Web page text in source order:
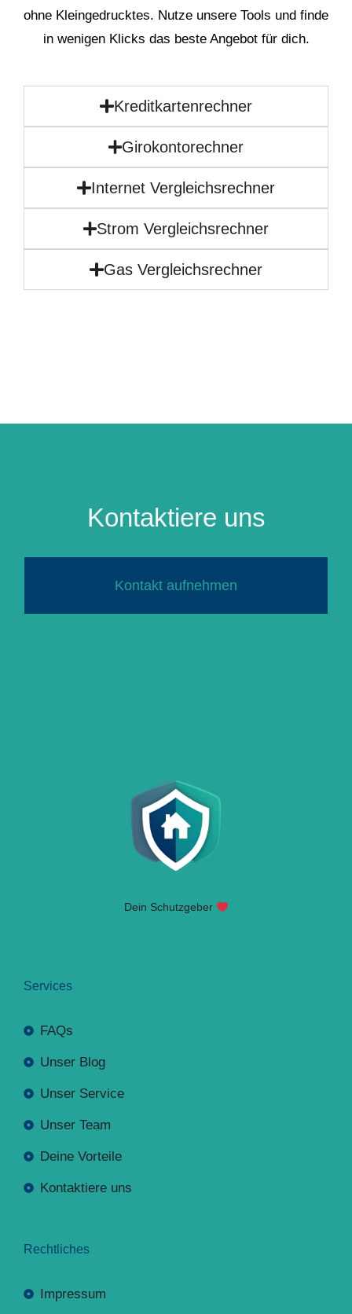
ohne Kleingedrucktes. Nutze unsere Tools und finde
in wenigen Klicks das beste Angebot für dich.
Kreditkartenrechner
Girokontorechner
Internet Vergleichsrechner
Strom Vergleichsrechner
Gas Vergleichsrechner
Kontaktiere uns
Kontakt aufnehmen
Dein Schutzgeber
Services
FAQs
Unser Blog
Unser Service
Unser Team
Deine Vorteile
Kontaktiere uns
Rechtliches
Impressum